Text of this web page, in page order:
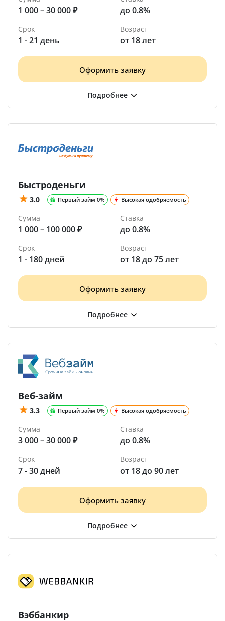
1 000 – 30 000 ₽ до 0.8%
Срок
1 - 21 день
Возраст
от 18 лет
Оформить заявку
Быстроденьги
3.0 Первый займ 0% Высокая одобряемость
Сумма
1 000 – 100 000 ₽
Ставка
до 0.8%
Срок
1 - 180 дней
Возраст
от 18 до 75 лет
Оформить заявку
Веб-займ
3.3 Первый займ 0% Высокая одобряемость
Сумма
3 000 – 30 000 ₽
Ставка
до 0.8%
Срок
7 - 30 дней
Возраст
от 18 до 90 лет
Оформить заявку
Вэббанкир